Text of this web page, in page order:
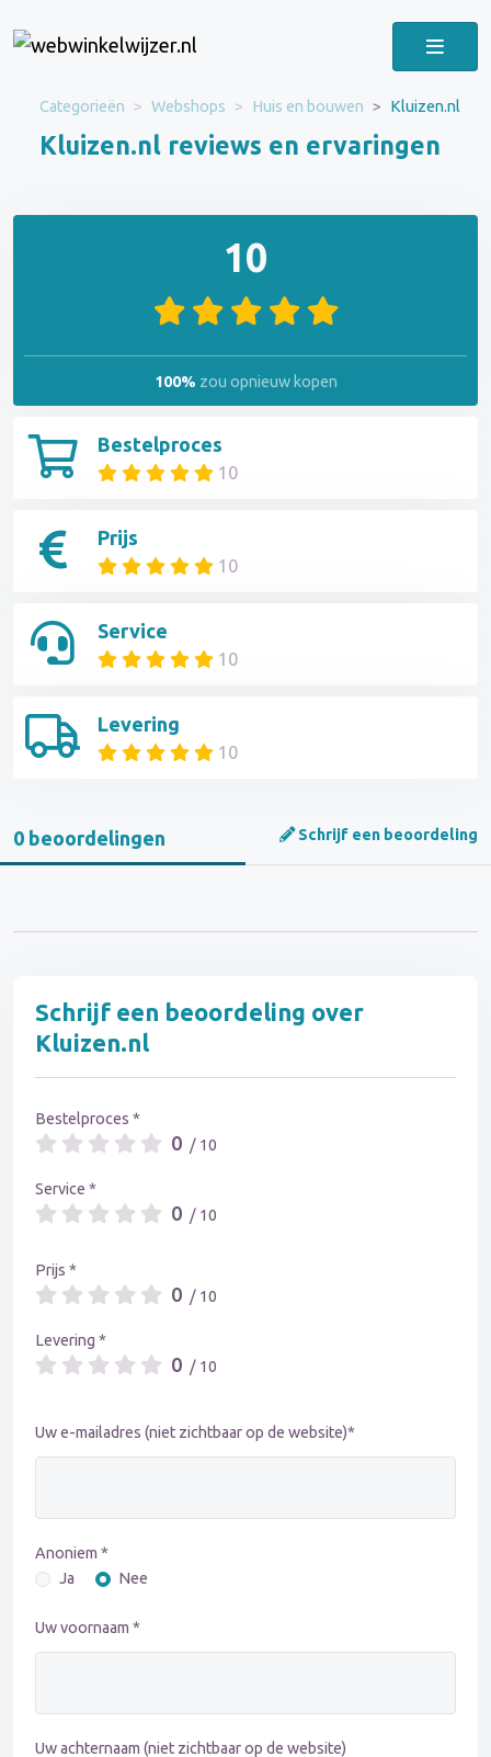
Categorieën Webshops Huis en bouwen Kluizen.nl
Kluizen.nl reviews en ervaringen
Bestelproces
10
Prijs
10
Service
10
Levering
10
10
100% zou opnieuw kopen
0 beoordelingen Schrijf een beoordeling
Schrijf een beoordeling over
Kluizen.nl
Bestelproces *
0 / 10
Service *
0 / 10
Prijs *
0 / 10
Levering *
0 / 10
Uw e-mailadres (niet zichtbaar op de website)*
Anoniem *
Ja
Nee
Uw voornaam *
Uw achternaam (niet zichtbaar op de website)